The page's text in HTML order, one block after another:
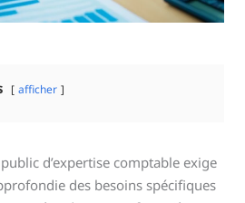
afficher
d’expertise comptable exige
des besoins spécifiques